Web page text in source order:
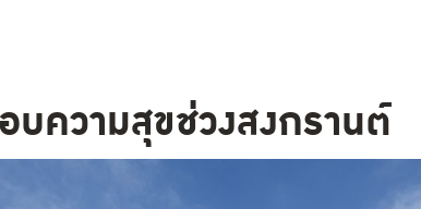
บความสุขช่วงสงกรานต์